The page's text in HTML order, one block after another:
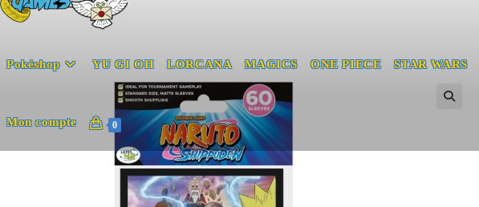
Pokéshop YU GI OH LORCANA MAGICS ONE PIECE STAR WARS
Mon compte 0